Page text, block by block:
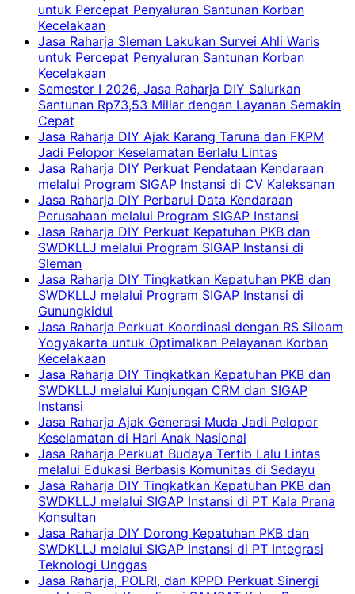
untuk Percepat Penyaluran Santunan Korban
Kecelakaan
Jasa Raharja Sleman Lakukan Survei Ahli Waris
untuk Percepat Penyaluran Santunan Korban
Kecelakaan
Semester I 2026, Jasa Raharja DIY Salurkan
Santunan Rp73,53 Miliar dengan Layanan Semakin
Cepat
Jasa Raharja DIY Ajak Karang Taruna dan FKPM
Jadi Pelopor Keselamatan Berlalu Lintas
Jasa Raharja DIY Perkuat Pendataan Kendaraan
melalui Program SIGAP Instansi di CV Kaleksanan
Jasa Raharja DIY Perbarui Data Kendaraan
Perusahaan melalui Program SIGAP Instansi
Jasa Raharja DIY Perkuat Kepatuhan PKB dan
SWDKLLJ melalui Program SIGAP Instansi di
Sleman
Jasa Raharja DIY Tingkatkan Kepatuhan PKB dan
SWDKLLJ melalui Program SIGAP Instansi di
Gunungkidul
Jasa Raharja Perkuat Koordinasi dengan RS Siloam
Yogyakarta untuk Optimalkan Pelayanan Korban
Kecelakaan
Jasa Raharja DIY Tingkatkan Kepatuhan PKB dan
SWDKLLJ melalui Kunjungan CRM dan SIGAP
Instansi
Jasa Raharja Ajak Generasi Muda Jadi Pelopor
Keselamatan di Hari Anak Nasional
Jasa Raharja Perkuat Budaya Tertib Lalu Lintas
melalui Edukasi Berbasis Komunitas di Sedayu
Jasa Raharja DIY Tingkatkan Kepatuhan PKB dan
SWDKLLJ melalui SIGAP Instansi di PT Kala Prana
Konsultan
Jasa Raharja DIY Dorong Kepatuhan PKB dan
SWDKLLJ melalui SIGAP Instansi di PT Integrasi
Teknologi Unggas
Jasa Raharja, POLRI, dan KPPD Perkuat Sinergi